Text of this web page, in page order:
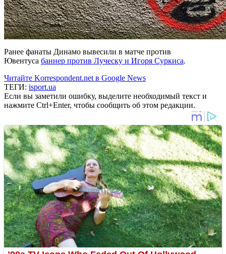
Ранее фанаты Динамо вывесили в матче против
Ювентуса баннер против Луческу и Игоря Суркиса.
Читайте Korrespondent.net в Google News
ТЕГИ: isport.ua
Если вы заметили ошибку, выделите необходимый текст и
нажмите Ctrl+Enter, чтобы сообщить об этом редакции.